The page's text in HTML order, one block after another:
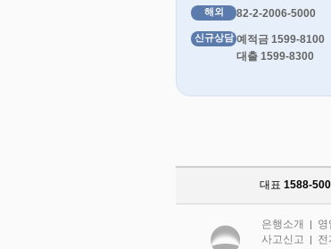
해외 82-2-2006-5000
신규상담 예적금 1599-8100
대출 1599-8300
대표 1588-
은행소개 | 영
사고신고 | 전